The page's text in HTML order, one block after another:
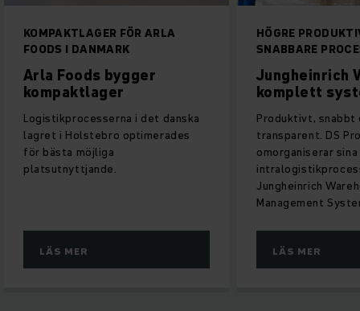
KOMPAKTLAGER FÖR ARLA
FOODS I DANMARK
Arla Foods bygger
kompaktlager
Logistikprocesserna i det danska
lagret i Holstebro optimerades
för bästa möjliga
platsutnyttjande.
LÄS MER
HÖGRE
SNABBARE
Jungheinrich
komplett
Produktivt, snabbt
transparent. DS
omorganiserar sina
Jungheinrich
Management
LÄS MER